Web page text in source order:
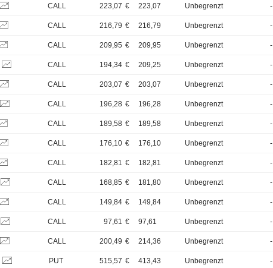
CALL 223,07 € 223,07 Unbegrenzt -
CALL 216,79 € 216,79 Unbegrenzt -
CALL 209,95 € 209,95 Unbegrenzt -
CALL 194,34 € 209,25 Unbegrenzt -
CALL 203,07 € 203,07 Unbegrenzt -
CALL 196,28 € 196,28 Unbegrenzt -
CALL 189,58 € 189,58 Unbegrenzt -
CALL 176,10 € 176,10 Unbegrenzt -
CALL 182,81 € 182,81 Unbegrenzt -
CALL 168,85 € 181,80 Unbegrenzt -
CALL 149,84 € 149,84 Unbegrenzt -
CALL 97,61 € 97,61 Unbegrenzt -
CALL 200,49 € 214,36 Unbegrenzt -
PUT 515,57 € 413,43 Unbegrenzt -